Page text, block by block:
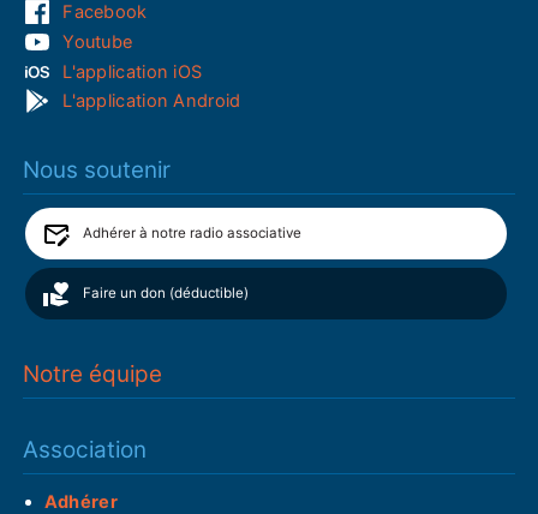
Facebook
Youtube
L'application iOS
L'application Android
Nous soutenir
Adhérer à notre radio associative
Faire un don (déductible)
Notre équipe
Association
Adhérer